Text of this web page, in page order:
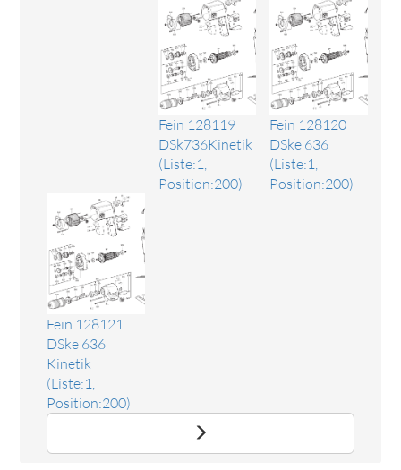
Fein 128119
DSk736Kinetik
(Liste:1,
Position:200)
Fein 128120
DSke 636
(Liste:1,
Position:200)
Fein 128121
DSke 636
Kinetik
(Liste:1,
Position:200)
Das Ersatzteil "Deckel" online bestellen. Es passt unter